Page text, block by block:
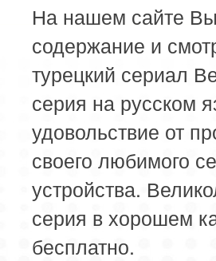
На нашем сайте Вы
содержание и
турецкий сериал
серия на русском
удовольствие от
своего любимого
устройства.
серия в хорошем
бесплатно.